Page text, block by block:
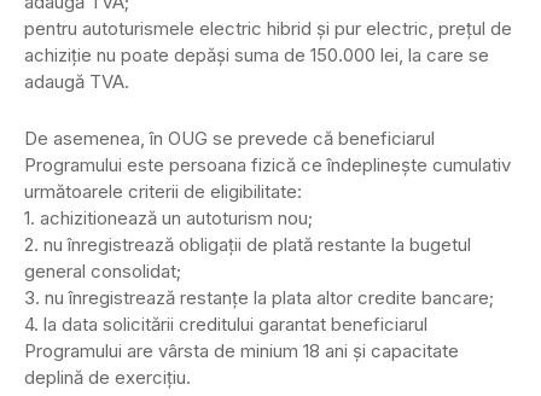
pentru autoturismele electric hibrid şi pur electric, preţul de
achiziţie nu poate depăşi suma de 150.000 lei, la care se
adaugă TVA.
De asemenea, în OUG se prevede că beneficiarul
Programului este persoana fizică ce îndeplineşte cumulativ
următoarele criterii de eligibilitate:
1. achizitionează un autoturism nou;
2. nu înregistrează obligaţii de plată restante la bugetul
general consolidat;
3. nu înregistrează restanţe la plata altor credite bancare;
4. la data solicitării creditului garantat beneficiarul
Programului are vârsta de minium 18 ani şi capacitate
deplină de exerciţiu.